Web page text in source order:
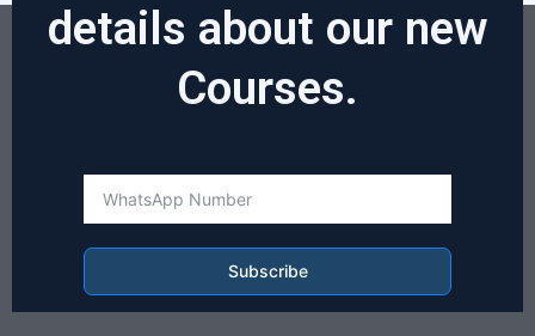
details about our new
Courses.
Subscribe